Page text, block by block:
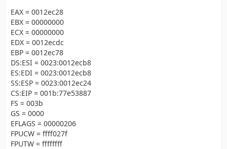
EAX = 0012ec28
EBX = 00000000
ECX = 00000000
EDX = 0012ecdc
EBP = 0012ec78
DS:ESI = 0023:0012ecb8
ES:EDI = 0023:0012ecb8
SS:ESP = 0023:0012ec24
CS:EIP = 001b:77e53887
FS = 003b
GS = 0000
EFLAGS = 00000206
FPUCW = ffff027f
FPUTW = ffffffff